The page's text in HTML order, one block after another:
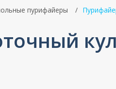
пурифайеры